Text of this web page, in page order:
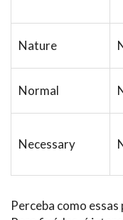
Nature
Normal
Necessary
Perceba como